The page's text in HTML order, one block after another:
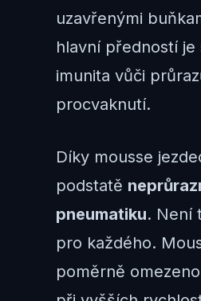
uzavřenými
hlavní předností
imunita vůči
procvaknutí.
Díky mousse
podstatě
pneumatiku. Není
pro každého.
poměrně